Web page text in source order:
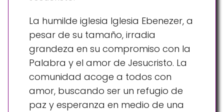
La humilde iglesia Iglesia Ebenezer, a
pesar de su tamaño, irradia
grandeza en su compromiso con la
Palabra y el amor de Jesucristo. La
comunidad acoge a todos con
amor, buscando ser un refugio de
paz y esperanza en medio de una